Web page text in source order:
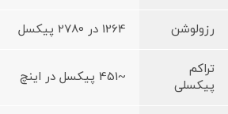
رزولوشن 1264 در 2780 پیکسل
تراکم
پیکسلی
~451 پیکسل در اینچ